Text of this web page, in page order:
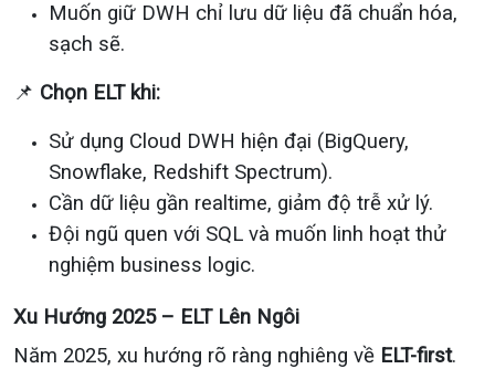
Muốn giữ DWH chỉ lưu dữ liệu đã chuẩn hóa,
sạch sẽ.
📌 Chọn ELT khi:
Sử dụng Cloud DWH hiện đại (BigQuery,
Snowflake, Redshift Spectrum).
Cần dữ liệu gần realtime, giảm độ trễ xử lý.
Đội ngũ quen với SQL và muốn linh hoạt thử
nghiệm business logic.
Xu Hướng 2025 – ELT Lên Ngôi
Năm 2025, xu hướng rõ ràng nghiêng về ELT-first.